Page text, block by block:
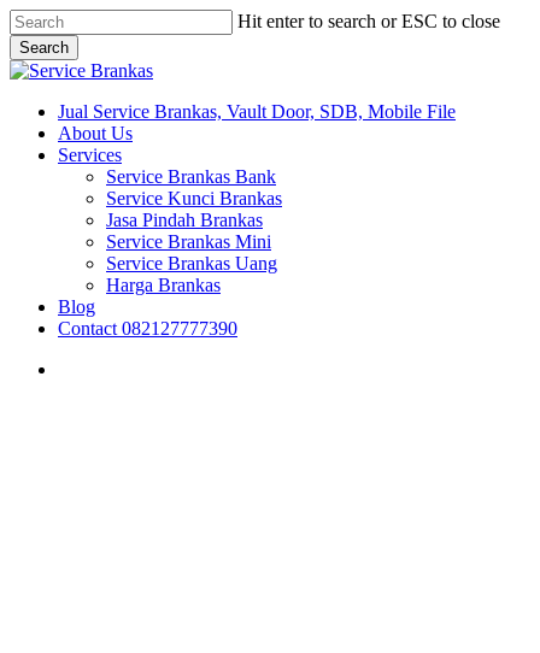
Skip
to
main
content
Hit enter to search or ESC to close
Search
Close
search
Menu
Jual Service Brankas, Vault Door, SDB, Mobile File
About Us
Services
Service Brankas Bank
Service Kunci Brankas
Jasa Pindah Brankas
Service Brankas Mini
Service Brankas Uang
Harga Brankas
Blog
Contact 082127777390